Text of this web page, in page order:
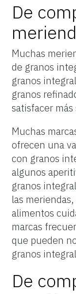
De
Muchas
de granos
granos
granos
satisfacer
Muchas
ofrecen una
con granos
algunos
granos
las
alimentos
marcas
que pueden
granos
De